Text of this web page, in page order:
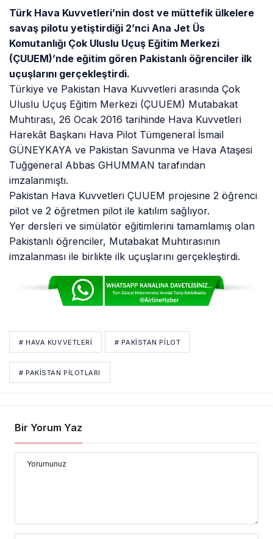
Türk Hava Kuvvetleri’nin dost ve müttefik ülkelere
savaş pilotu yetiştirdiği 2’nci Ana Jet Üs
Komutanlığı Çok Uluslu Uçuş Eğitim Merkezi
(ÇUUEM)’nde eğitim gören Pakistanlı öğrenciler ilk
uçuşlarını gerçekleştirdi.
Türkiye ve Pakistan Hava Kuvvetleri arasında Çok
Uluslu Uçuş Eğitim Merkezi (ÇUUEM) Mutabakat
Muhtırası, 26 Ocak 2016 tarihinde Hava Kuvvetleri
Harekât Başkanı Hava Pilot Tümgeneral İsmail
GÜNEYKAYA ve Pakistan Savunma ve Hava Ataşesi
Tuğgeneral Abbas GHUMMAN tarafından
imzalanmıştı.
Pakistan Hava Kuvvetleri ÇUUEM projesine 2 öğrenci
pilot ve 2 öğretmen pilot ile katılım sağlıyor.
Yer dersleri ve simülatör eğitimlerini tamamlamış olan
Pakistanlı öğrenciler, Mutabakat Muhtırasının
imzalanması ile birlikte ilk uçuşlarını gerçekleştirdi.
# HAVA KUVVETLERI # PAKISTAN PILOT
# PAKISTAN PILOTLARI
Bir Yorum Yaz
Yorumunuz